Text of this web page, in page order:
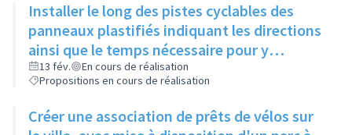
Installer le long des pistes cyclables des
panneaux plastifiés indiquant les directions
ainsi que le temps nécessaire pour y
accéder, et une comparaison avec le temps
mis en voiture
13 fév.
En cours de réalisation
Propositions en cours de réalisation
Créer une association de prêts de vélos sur